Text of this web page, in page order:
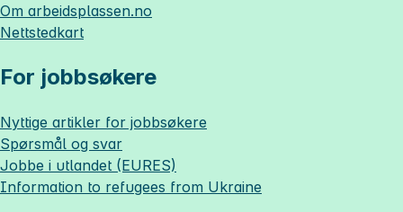
Om arbeidsplassen.no
Nettstedkart
For jobbsøkere
Nyttige artikler for jobbsøkere
Spørsmål og svar
Jobbe i utlandet (EURES)
Information to refugees from Ukraine